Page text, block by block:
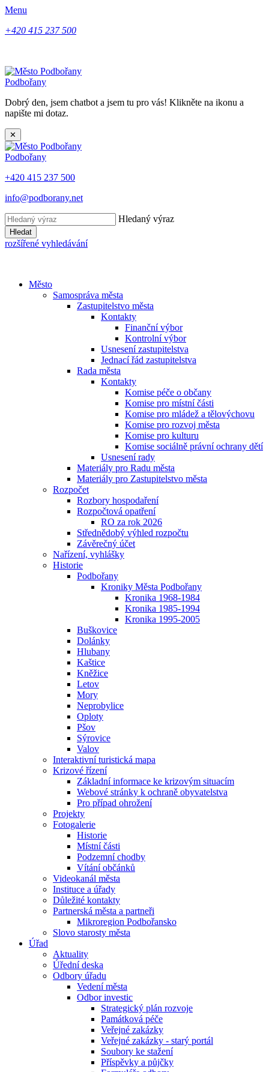
Menu
+420 415 237 500
Podbořany
Dobrý den, jsem chatbot a jsem tu pro vás! Klikněte na ikonu a
napište mi dotaz.
✕
Podbořany
+420 415 237 500
info@podborany.net
Hledaný výraz
Hledat
rozšířené vyhledávání
Město
Samospráva města
Zastupitelstvo města
Kontakty
Finanční výbor
Kontrolní výbor
Usnesení zastupitelstva
Jednací řád zastupitelstva
Rada města
Kontakty
Komise péče o občany
Komise pro místní části
Komise pro mládež a tělovýchovu
Komise pro rozvoj města
Komise pro kulturu
Komise sociálně právní ochrany dětí
Usnesení rady
Materiály pro Radu města
Materiály pro Zastupitelstvo města
Rozpočet
Rozbory hospodaření
Rozpočtová opatření
RO za rok 2026
Střednědobý výhled rozpočtu
Závěrečný účet
Nařízení, vyhlášky
Historie
Podbořany
Kroniky Města Podbořany
Kronika 1968-1984
Kronika 1985-1994
Kronika 1995-2005
Buškovice
Dolánky
Hlubany
Kaštice
Kněžice
Letov
Mory
Neprobylice
Oploty
Pšov
Sýrovice
Valov
Interaktivní turistická mapa
Krizové řízení
Základní informace ke krizovým situacím
Webové stránky k ochraně obyvatelstva
Pro případ ohrožení
Projekty
Fotogalerie
Historie
Místní části
Podzemní chodby
Vítání občánků
Videokanál města
Instituce a úřady
Důležité kontakty
Partnerská města a partneři
Mikroregion Podbořansko
Slovo starosty města
Úřad
Aktuality
Úřední deska
Odbory úřadu
Vedení města
Odbor investic
Strategický plán rozvoje
Památková péče
Veřejné zakázky
Veřejné zakázky - starý portál
Soubory ke stažení
Příspěvky a půjčky